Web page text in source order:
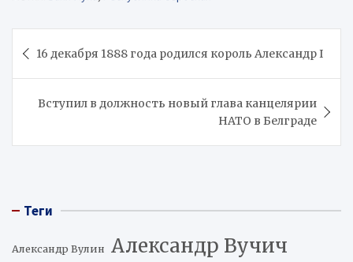
по 16 декабря 1888 года родился король Александр I
Вступил в должность новый глава канцелярии
НАТО в Белграде
Теги
Александр Вулин Александр Вучич